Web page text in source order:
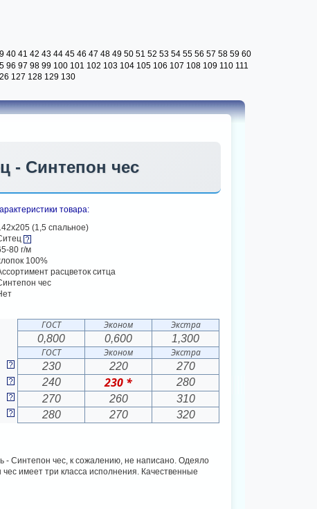
40 41 42 43 44 45 46 47 48 49 50 51 52 53 54 55 56 57 58 59 60
96 97 98 99 100 101 102 103 104 105 106 107 108 109 110 111
127 128 129 130
- Синтепон чес
товара:
(1,5 спальное)
80 г/м
100%
расцветок ситца
чес
ГОСТ Эконом
Экстра
0,800
0,600
1,300
ГОСТ Эконом Экстра
230 220 270
240 230 * 280
270 260 310
280 270 320
- Синтепон чес, к сожалению, не написано. Одеяло
имеет три класса исполнения. Качественные